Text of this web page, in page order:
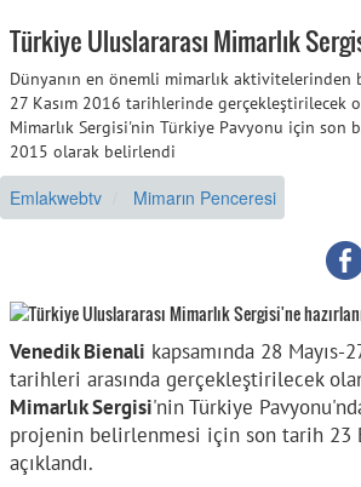
Türkiye Uluslararası Mimarlık
Dünyanın en önemli mimarlık aktivitelerinden
27 Kasım 2016 tarihlerinde gerçekleştirilecek
Mimarlık Sergisi'nin Türkiye Pavyonu için son
2015 olarak belirlendi
Emlakwebtv Mimarın Penceresi
Venedik Bienali kapsamında 28 Mayıs-
tarihleri arasında gerçekleştirilecek
Mimarlık Sergisi'nin Türkiye
projenin belirlenmesi için son tarih 23
açıklandı.